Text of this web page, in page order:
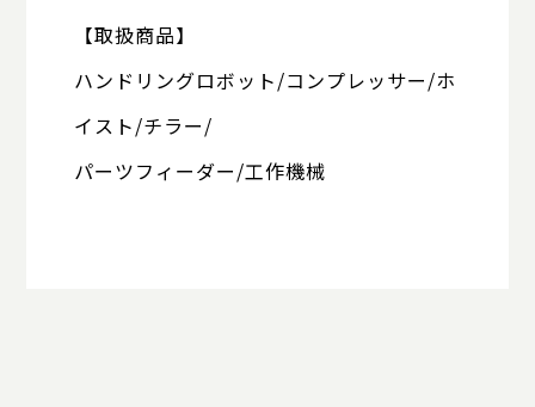
【取扱商品】
ハンドリングロボット/コンプレッサー/ホ
イスト/チラー/
パーツフィーダー/工作機械